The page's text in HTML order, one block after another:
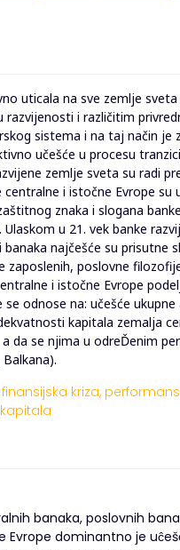
uticala na sve zemlje
razvijenosti i različitim
sistema i na taj način
učešće u procesu
zemlje sveta su radi
i istočne Evrope
znaka i slogana
u 21. vek banke
banaka najčešće su
poslovne
i istočne Evrope
odnose na: učešće
kapitala zemalja
da se njima u odreĎenim
finansijska kriza,
banaka, poslovnih
dominantno je